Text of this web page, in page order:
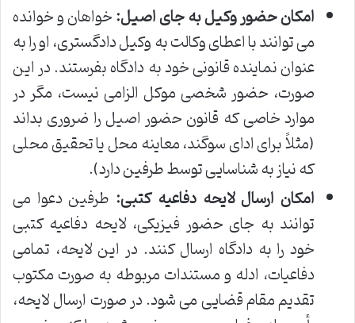
امکان حضور وکیل به جای اصیل:خواهان و خوانده
می توانند با اعطای وکالت به وکیل دادگستری، او را به
عنوان نماینده قانونی خود به دادگاه بفرستند. در این
صورت، حضور شخصی موکل الزامی نیست، مگر در
موارد خاصی که قانون حضور اصیل را ضروری بداند
(مثلاً برای ادای سوگند، معاینه محل یا تحقیق محلی
که نیاز به شناسایی توسط طرفین دارد).
امکان ارسال لایحه دفاعیه کتبی: طرفین دعوا می
توانند به جای حضور فیزیکی، لایحه دفاعیه کتبی
خود را به دادگاه ارسال کنند. در این لایحه، تمامی
دفاعیات، ادله و مستندات مربوطه به صورت مکتوب
تقدیم مقام قضایی می شود. در صورت ارسال لایحه،